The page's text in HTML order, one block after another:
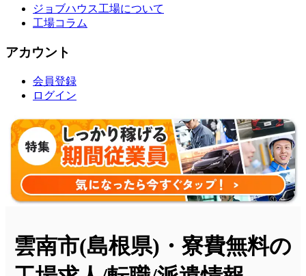
ジョブハウス工場について
工場コラム
アカウント
会員登録
ログイン
雲南市(島根県)・寮費無料の